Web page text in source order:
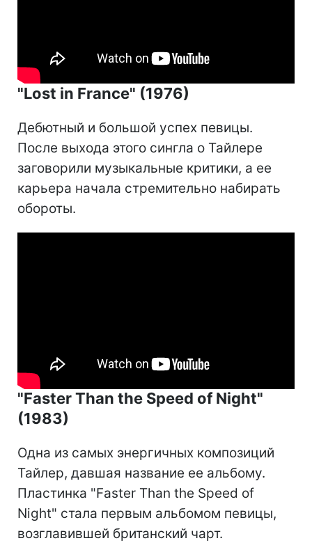
"Lost in France" (1976)
Дебютный и большой успех певицы.
После выхода этого сингла о Тайлере
заговорили музыкальные критики, а ее
карьера начала стремительно набирать
обороты.
"Faster Than the Speed of Night"
(1983)
Одна из самых энергичных композиций
Тайлер, давшая название ее альбому.
Пластинка "Faster Than the Speed of
Night" стала первым альбомом певицы,
возглавившей британский чарт.